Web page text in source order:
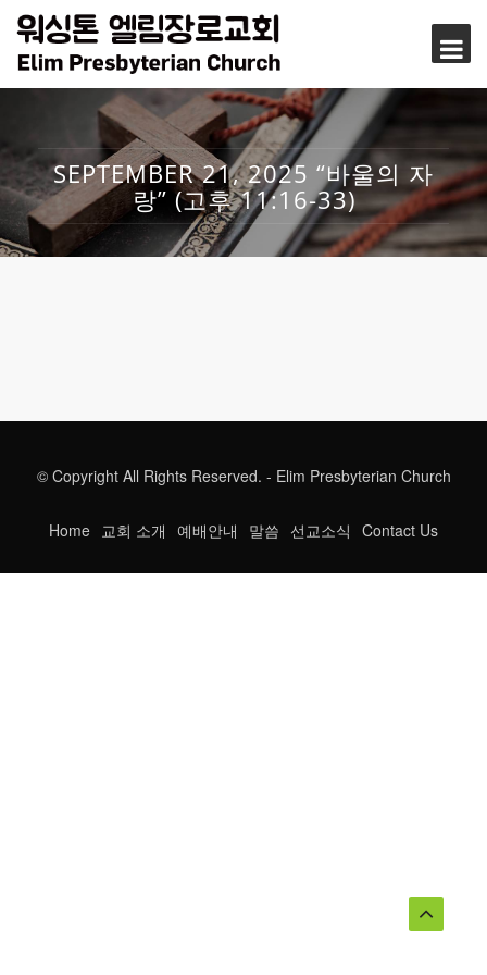
SEPTEMBER 21, 2025 “바울의 자
랑” (고후 11:16-33)
© Copyright All Rights Reserved. - Elim Presbyterian Church
Home 교회 소개 예배안내 말씀 선교소식 Contact Us